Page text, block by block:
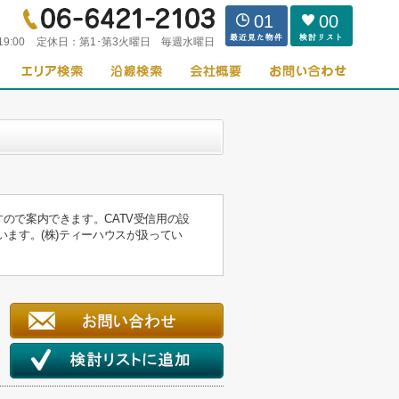
定休日： 第1･第3火曜日 毎週水曜日
01 00
で案内できます。CATV受信用の設
ます。(株)ティーハウスが扱ってい